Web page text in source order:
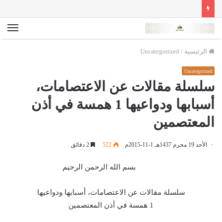
الرئيسية /
Uncategorized
Uncategorized
سلسلة مقالات عن الاعتصامات،
أسبابها ودواعيها 1 همسة في أذن
المعتصمين
الأحد 19 محرم 1437هـ 1-11-2015م 522
بسم الله الرحمن الرحيم
سلسلة مقالات عن الاعتصامات، أسبابها ودواعيها
1 همسة في أذن المعتصمين